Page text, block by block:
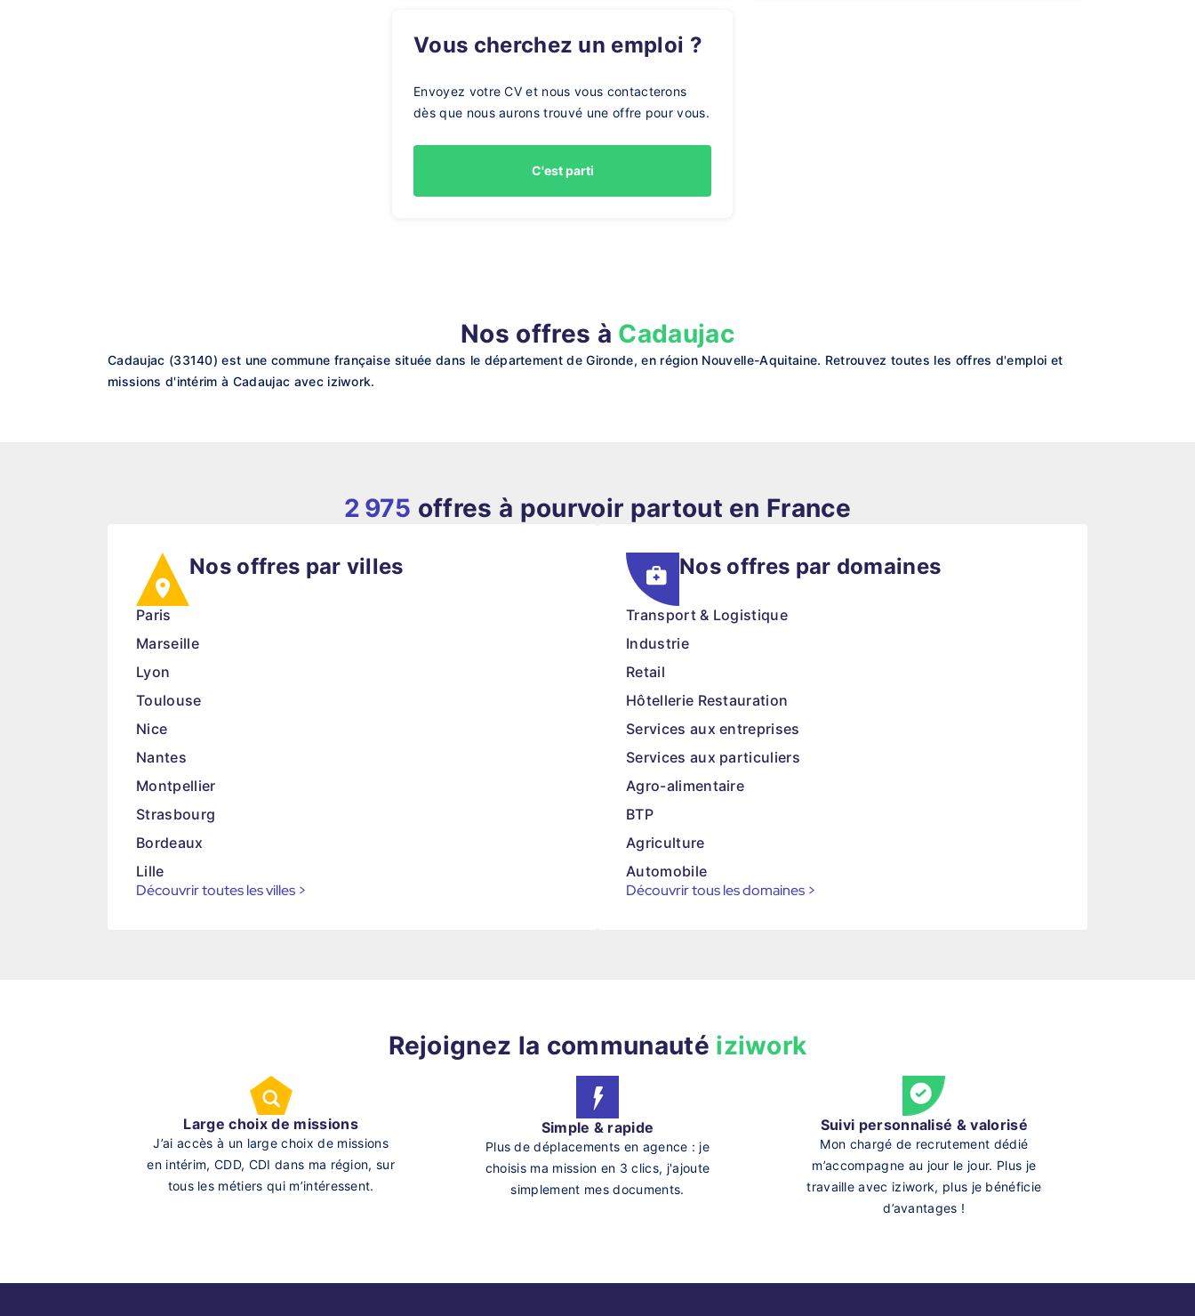
Vous cherchez un emploi ?
Envoyez votre CV et nous vous contacterons
dès que nous aurons trouvé une offre pour vous.
C'est parti
Nos offres à Cadaujac
Cadaujac (33140) est une commune française située dans le département de Gironde, en région Nouvelle-Aquitaine. Retrouvez toutes les offres d'emploi et
missions d'intérim à Cadaujac avec iziwork.
2 975 offres à pourvoir partout en France
Nos offres par villes
Paris
Marseille
Lyon
Toulouse
Nice
Nantes
Montpellier
Strasbourg
Bordeaux
Lille
Découvrir toutes les villes >
Nos offres par domaines
Transport & Logistique
Industrie
Retail
Hôtellerie Restauration
Services aux entreprises
Services aux particuliers
Agro-alimentaire
BTP
Agriculture
Automobile
Découvrir tous les domaines >
Rejoignez la communauté iziwork
Large choix de missions
J’ai accès à un large choix de missions
en intérim, CDD, CDI dans ma région, sur
tous les métiers qui m’intéressent.
Simple & rapide
Plus de déplacements en agence : je
choisis ma mission en 3 clics, j'ajoute
simplement mes documents.
Suivi personnalisé & valorisé
Mon chargé de recrutement dédié
m’accompagne au jour le jour. Plus je
travaille avec iziwork, plus je bénéficie
d’avantages !